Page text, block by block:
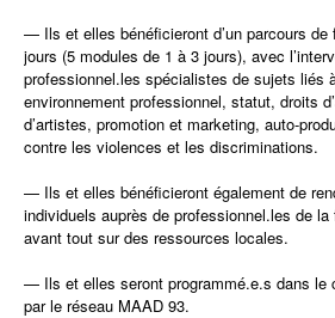
— Ils et elles bénéficieront d’un parcours
jours (5 modules de 1 à 3 jours), avec
professionnel.les spécialistes de sujets liés
environnement professionnel, statut, droits
d’artistes, promotion et marketing, auto-
contre les violences et les discriminations.
— Ils et elles bénéficieront également de
individuels auprès de professionnel.les de
avant tout sur des ressources locales.
— Ils et elles seront programmé.e.s dans le
par le réseau MAAD 93.